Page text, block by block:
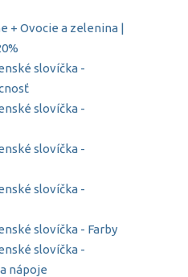
+ Ovocie a zelenina |
slovíčka -
slovíčka -
slovíčka -
slovíčka -
slovíčka - Farby
slovíčka -
nápoje